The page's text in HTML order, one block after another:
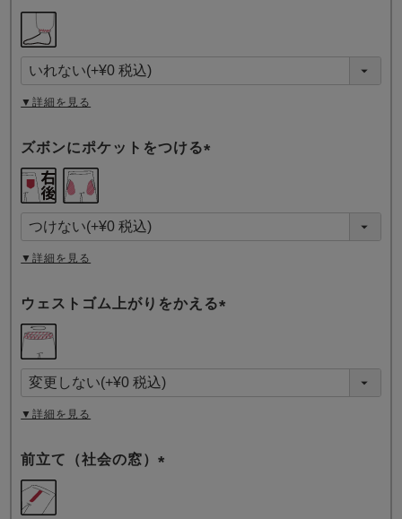
須
)
▼詳細を見る
ズボンにポケットをつける
須
)
▼詳細を見る
ウェストゴム上がりをかえる
須
)
▼詳細を見る
前立て（社会の窓）